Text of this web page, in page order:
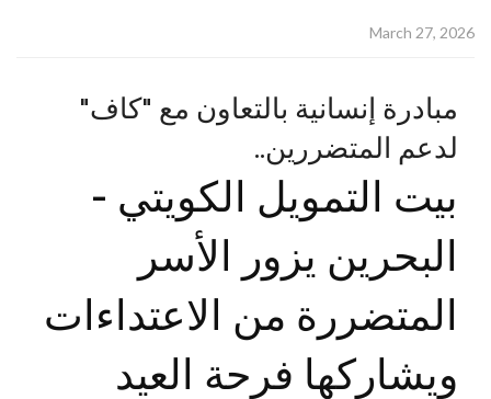
March 27, 2026
مبادرة إنسانية بالتعاون مع "كاف"
لدعم المتضررين..
بيت التمويل الكويتي -
البحرين يزور الأسر
المتضررة من الاعتداءات
ويشاركها فرحة العيد